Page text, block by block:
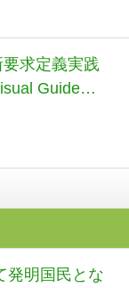
求定義実践
Guide
発明国民とな